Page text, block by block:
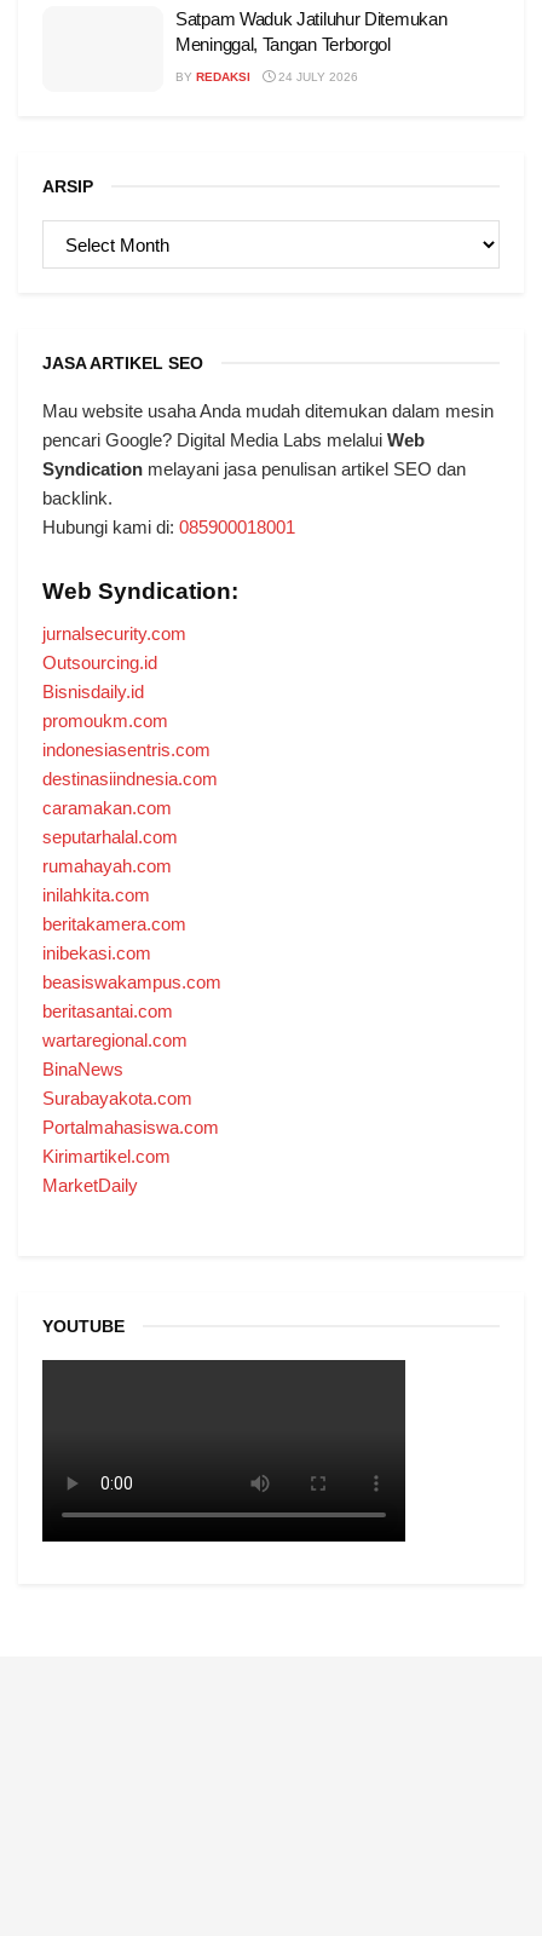
Satpam Waduk Jatiluhur Ditemukan
Meninggal, Tangan Terborgol
BY REDAKSI 24 JULY 2026
ARSIP
JASA ARTIKEL SEO
Mau website usaha Anda mudah ditemukan dalam mesin
pencari Google? Digital Media Labs melalui Web
Syndication melayani jasa penulisan artikel SEO dan
backlink.
Hubungi kami di: 085900018001
Web Syndication:
jurnalsecurity.com
Outsourcing.id
Bisnisdaily.id
promoukm.com
indonesiasentris.com
destinasiindnesia.com
caramakan.com
seputarhalal.com
rumahayah.com
inilahkita.com
beritakamera.com
inibekasi.com
beasiswakampus.com
beritasantai.com
wartaregional.com
BinaNews
Surabayakota.com
Portalmahasiswa.com
Kirimartikel.com
MarketDaily
YOUTUBE